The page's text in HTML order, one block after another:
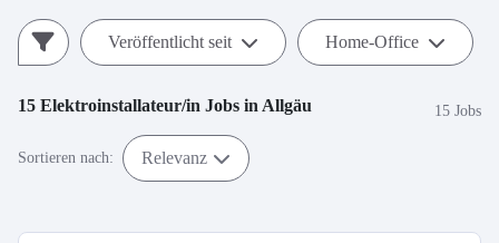
Veröffentlicht seit Home-Office
15 Elektroinstallateur/in Jobs in Allgäu 15 Jobs
Sortieren nach: Relevanz